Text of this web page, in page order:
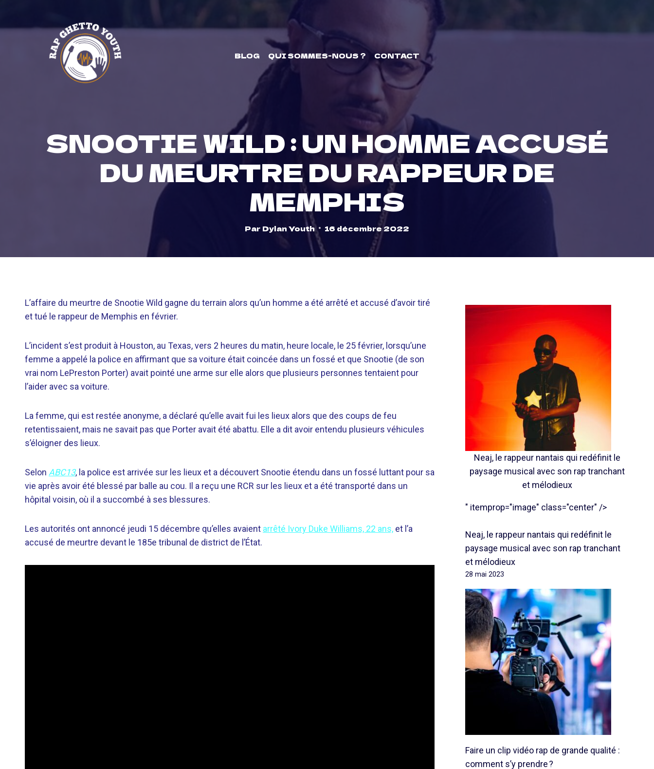
BLOG QUI SOMMES-NOUS ? CONTACT
SNOOTIE WILD : UN HOMME ACCUSÉ
DU MEURTRE DU RAPPEUR DE
MEMPHIS
Par Dylan Youth 16 décembre 2022
L’affaire du meurtre de Snootie Wild gagne du terrain alors qu’un homme a été arrêté et accusé d’avoir tiré
et tué le rappeur de Memphis en février.
L’incident s’est produit à Houston, au Texas, vers 2 heures du matin, heure locale, le 25 février, lorsqu’une
femme a appelé la police en affirmant que sa voiture était coincée dans un fossé et que Snootie (de son
vrai nom LePreston Porter) avait pointé une arme sur elle alors que plusieurs personnes tentaient pour
l’aider avec sa voiture.
La femme, qui est restée anonyme, a déclaré qu’elle avait fui les lieux alors que des coups de feu
retentissaient, mais ne savait pas que Porter avait été abattu. Elle a dit avoir entendu plusieurs véhicules
s’éloigner des lieux.
Selon ABC13, la police est arrivée sur les lieux et a découvert Snootie étendu dans un fossé luttant pour sa
vie après avoir été blessé par balle au cou. Il a reçu une RCR sur les lieux et a été transporté dans un
hôpital voisin, où il a succombé à ses blessures.
Les autorités ont annoncé jeudi 15 décembre qu’elles avaient arrêté Ivory Duke Williams, 22 ans, et l’a
accusé de meurtre devant le 185e tribunal de district de l’État.
Neaj, le rappeur nantais qui redéfinit le
paysage musical avec son rap tranchant
et mélodieux
" itemprop="image" class="center" />
Neaj, le rappeur nantais qui redéfinit le
paysage musical avec son rap tranchant
et mélodieux
28 mai 2023
Faire un clip vidéo rap de grande qualité :
comment s’y prendre ?